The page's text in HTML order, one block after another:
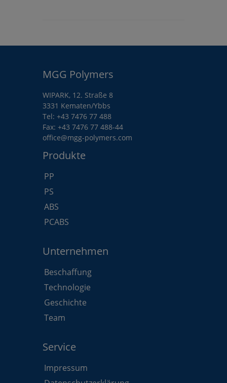
MGG Polymers
WIPARK, 12. Straße 8
3331 Kematen/Ybbs
Tel: +43 7476 77 488
Fax: +43 7476 77 488-44
office@mgg-polymers.com
Produkte
PP
PS
ABS
PCABS
Unternehmen
Beschaffung
Technologie
Geschichte
Team
Service
Impressum